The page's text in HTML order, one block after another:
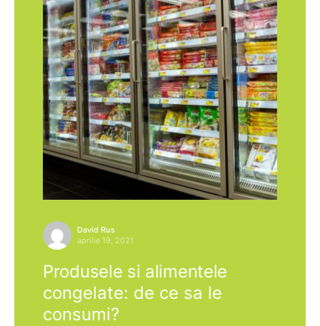
David Rus
aprilie 19, 2021
Produsele si alimentele
congelate: de ce sa le
consumi?